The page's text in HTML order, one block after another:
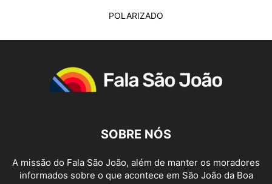
POLARIZADO
SOBRE NÓS
A missão do Fala São João, além de manter os moradores
informados sobre o que acontece em São João da Boa